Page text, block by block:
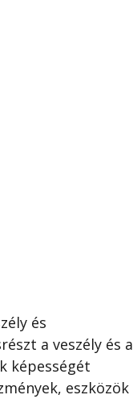
és
a veszély és a
képességét
eszközök